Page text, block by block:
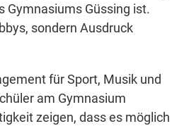
Gymnasiums Güssing ist.
sondern Ausdruck
für Sport, Musik und
am Gymnasium
zeigen, dass es möglich